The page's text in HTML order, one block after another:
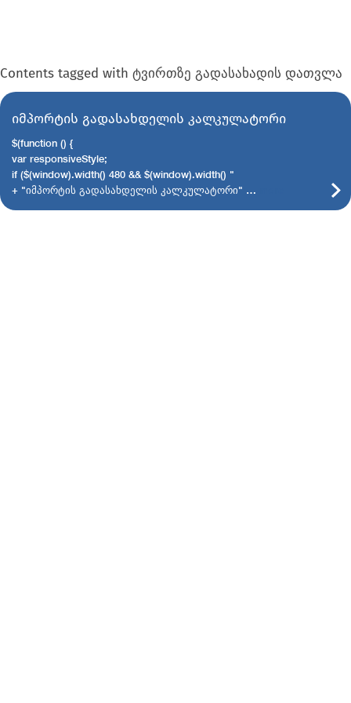
Contents tagged with ტვირთზე გადასახადის დათვლა
იმპორტის გადასახდელის კალკულატორი
$(function () {
var responsiveStyle;
if ($(window).width() 480 && $(window).width() "
+ "იმპორტის გადასახდელის კალკულატორი" …